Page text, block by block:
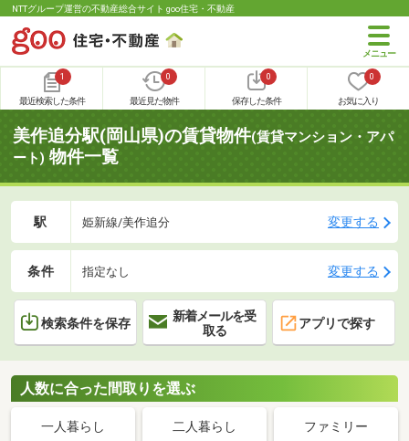
NTTグループ運営の不動産総合サイト goo住宅・不動産
1
最近検索した条件
0
最近見た物件
0
保存した条件
0
お気に入り
美作追分駅(岡山県)の賃貸物件(賃貸マンション・アパ
ート) 物件一覧
駅 姫新線/美作追分 変更する
条件 指定なし 変更する
検索条件を保存
新着メールを受
取る
アプリで探す
人数に合った間取りを選ぶ
一人暮らし 二人暮らし ファミリー